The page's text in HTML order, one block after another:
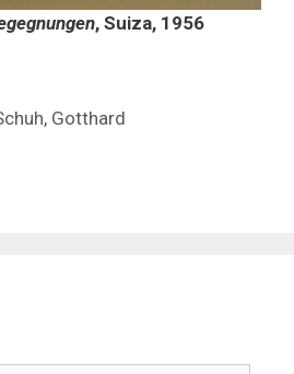
, Suiza, 1956
Gotthard